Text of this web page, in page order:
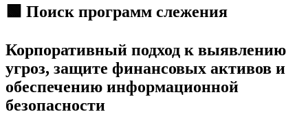
🟩 Поиск программ слежения
Корпоративный подход к выявлению
угроз, защите финансовых активов и
обеспечению информационной
безопасности